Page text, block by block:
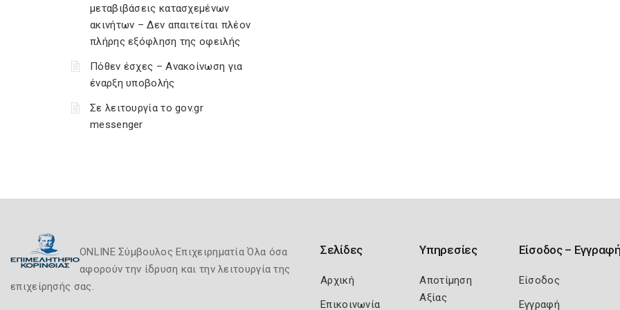
μεταβιβάσεις κατασχεμένων
ακινήτων – Δεν απαιτείται πλέον
πλήρης εξόφληση της οφειλής
Πόθεν έσχες – Ανακοίνωση για
έναρξη υποβολής
Σε λειτουργία το gov.gr
messenger
ONLINE Σύμβουλος Επιχειρηματία Όλα όσα
αφορούν την ίδρυση και την λειτουργία της
επιχείρησής σας.
Σελίδες
Αρχική
Επικοινωνία
Υπηρεσίες
Αποτίμηση
Αξίας
Είσοδος –
Είσοδος
Εγγραφή